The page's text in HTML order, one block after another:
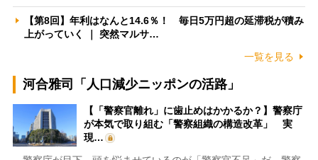
【第8回】年利はなんと14.6％！ 毎日5万円超の延滞税が積み
上がっていく ｜ 突然マルサ…
一覧を見る
河合雅司「人口減少ニッポンの活路」
【「警察官離れ」に歯止めはかかるか？】警察庁
が本気で取り組む「警察組織の構造改革」 実
現…